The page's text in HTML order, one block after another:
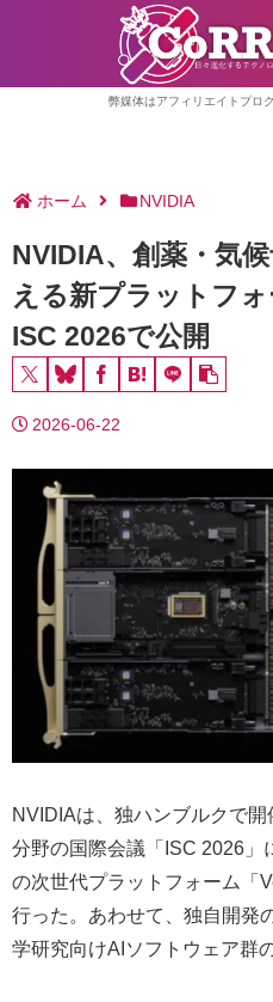
弊媒体はアフィリエイトプロ
ホーム NVIDIA
NVIDIA、創薬・気
える新プラットフォ
ISC 2026で公開
2026-06-22
NVIDIAは、独ハンブルクで
分野の国際会議「ISC 2026」
の次世代プラットフォーム「
行った。あわせて、独自開発
学研究向けAIソフトウェア群